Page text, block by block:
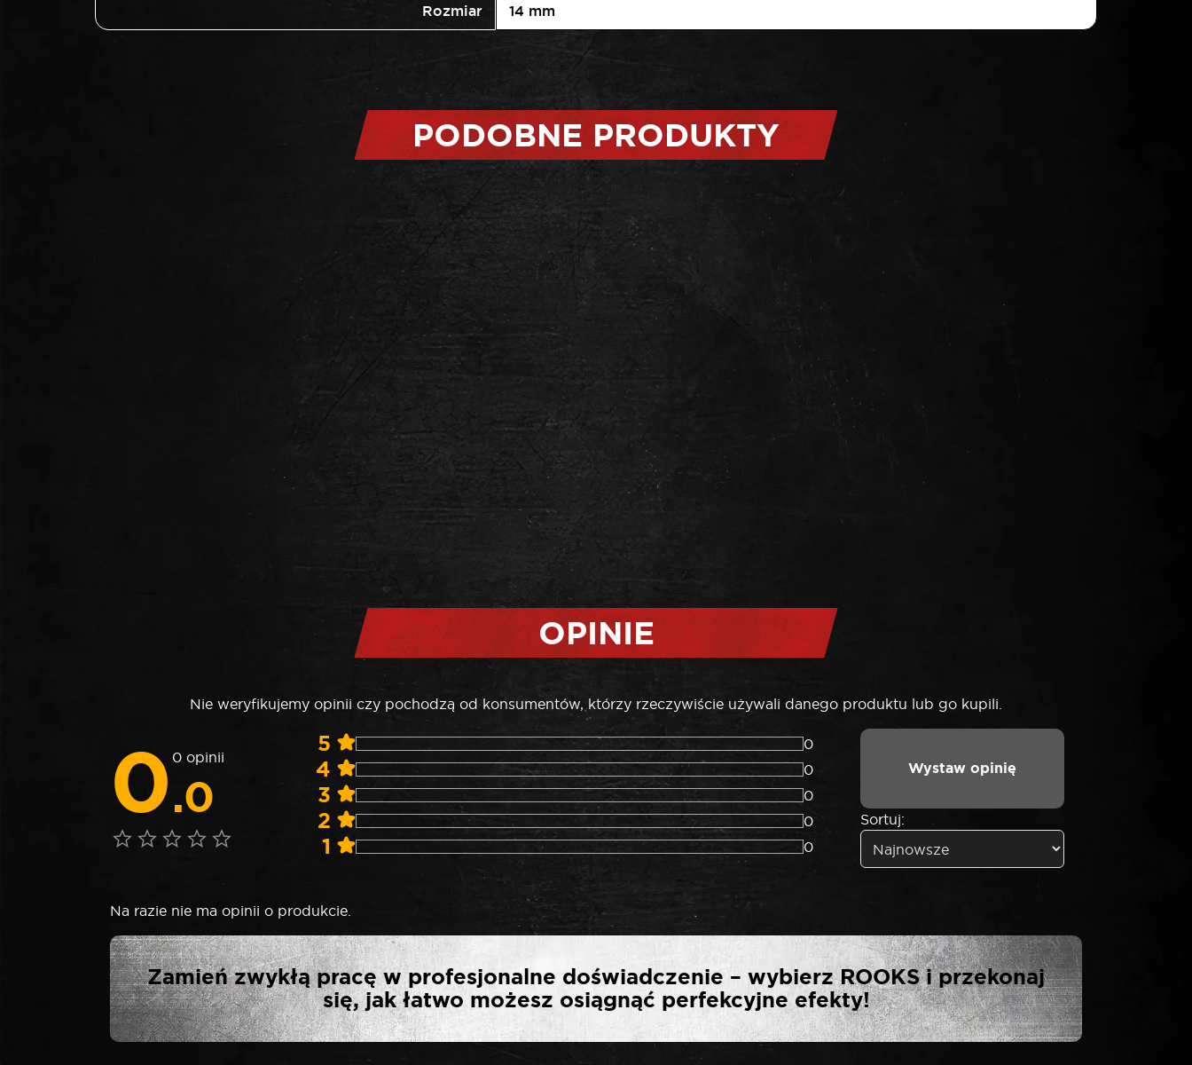
Rozmiar 14 mm
PODOBNE PRODUKTY
OPINIE
Nie weryfikujemy opinii czy pochodzą od konsumentów, którzy rzeczywiście używali danego produktu lub go kupili.
0.0
0 opinii 5 0
4 0
3 0
2 0
1 0
Wystaw opinię
Sortuj:
Na razie nie ma opinii o produkcie.
NAPISZ PIERWSZĄ OPINIĘ O „SELTA NASADKA 3/8″ 6-
KĄTNA 14 MM”
Zamień zwykłą pracę w profesjonalne doświadczenie – wybierz ROOKS i przekonaj
się, jak łatwo możesz osiągnąć perfekcyjne efekty!